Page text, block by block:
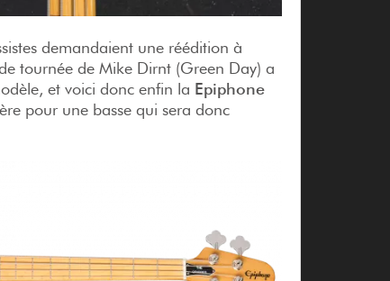
demandaient une réédition à
tournée de Mike Dirnt (Green Day) a
et voici donc enfin la Epiphone
pour une basse qui sera donc